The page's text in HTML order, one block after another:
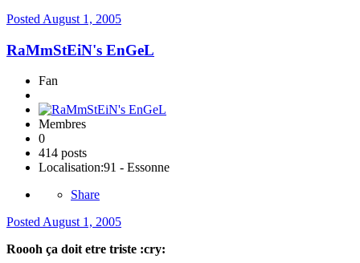
Posted August 1, 2005
RaMmStEiN's EnGeL
Fan
Membres
0
414 posts
Localisation:91 - Essonne
Share
PostedAugust 1, 2005
Roooh ça doit etre triste :cry: